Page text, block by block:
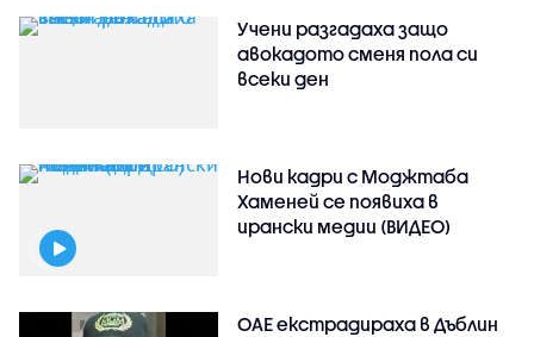
Учени разгадаха защо
авокадото сменя пола си
всеки ден
Нови кадри с Моджтаба
Хаменей се появиха в
ирански медии (ВИДЕО)
ОАЕ екстрадираха в Дъблин